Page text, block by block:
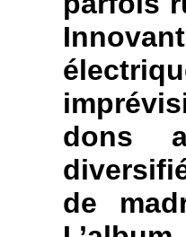
dons
de